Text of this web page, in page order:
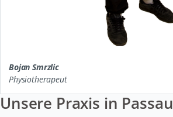
Bojan Smrzlic
Physiotherapeut
Unsere Praxis in Passau